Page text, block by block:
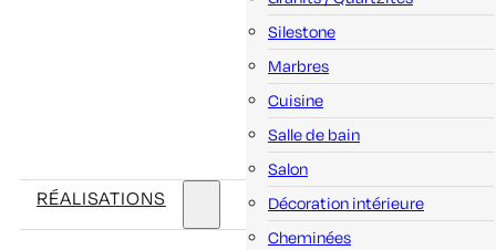
Silestone
Marbres
RÉALISATIONS
Cuisine
Salle de bain
Salon
Décoration intérieure
Cheminées